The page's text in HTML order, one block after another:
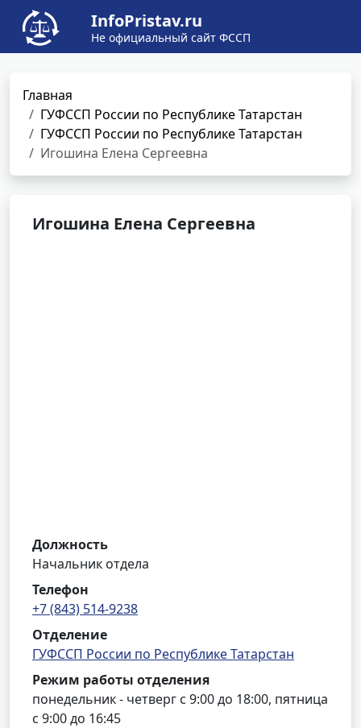
InfoPristav.ru
Не официальный сайт ФССП
Главная
ГУФССП России по Республике Татарстан
ГУФССП России по Республике Татарстан
Игошина Елена Сергеевна
Игошина Елена Сергеевна
Должность
Начальник отдела
Телефон
+7 (843) 514-9238
Отделение
ГУФССП России по Республике Татарстан
Режим работы отделения
понедельник - четверг с 9:00 до 18:00, пятница
с 9:00 до 16:45